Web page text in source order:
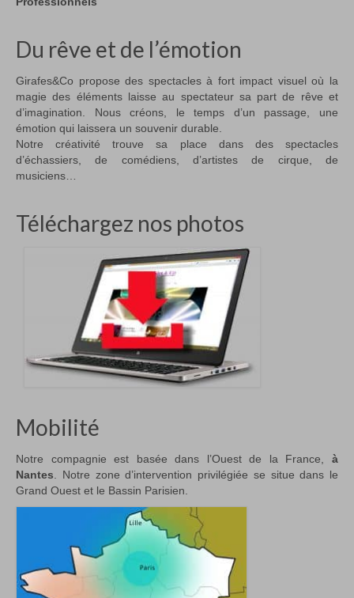
Du rêve et de l’émotion
Girafes&Co propose des spectacles à fort impact visuel où la
magie des éléments laisse au spectateur sa part de rêve et
d’imagination. Nous créons, le temps d’un passage, une
émotion qui laissera un souvenir durable.
Notre créativité trouve sa place dans des spectacles
d’échassiers, de comédiens, d’artistes de cirque, de
musiciens…
Téléchargez nos photos
Mobilité
Notre compagnie est basée dans l’Ouest de la France, à
Nantes . Notre zone d’intervention privilégiée se situe dans le
Grand Ouest et le Bassin Parisien.